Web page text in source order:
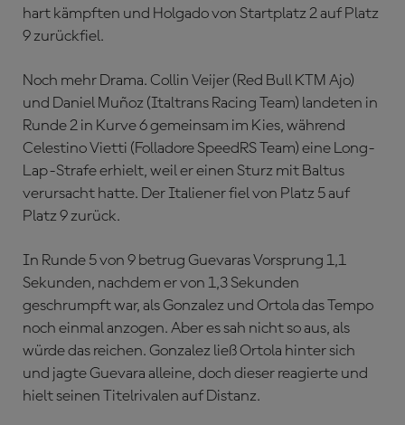
hart kämpften und Holgado von Startplatz 2 auf Platz
9 zurückfiel.
Noch mehr Drama. Collin Veijer (Red Bull KTM Ajo)
und Daniel Muñoz (Italtrans Racing Team) landeten in
Runde 2 in Kurve 6 gemeinsam im Kies, während
Celestino Vietti (Folladore SpeedRS Team) eine Long-
Lap-Strafe erhielt, weil er einen Sturz mit Baltus
verursacht hatte. Der Italiener fiel von Platz 5 auf
Platz 9 zurück.
In Runde 5 von 9 betrug Guevaras Vorsprung 1,1
Sekunden, nachdem er von 1,3 Sekunden
geschrumpft war, als Gonzalez und Ortola das Tempo
noch einmal anzogen. Aber es sah nicht so aus, als
würde das reichen. Gonzalez ließ Ortola hinter sich
und jagte Guevara alleine, doch dieser reagierte und
hielt seinen Titelrivalen auf Distanz.